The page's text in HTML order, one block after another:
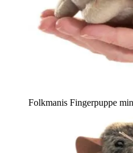
Folkmanis Fingerpuppe